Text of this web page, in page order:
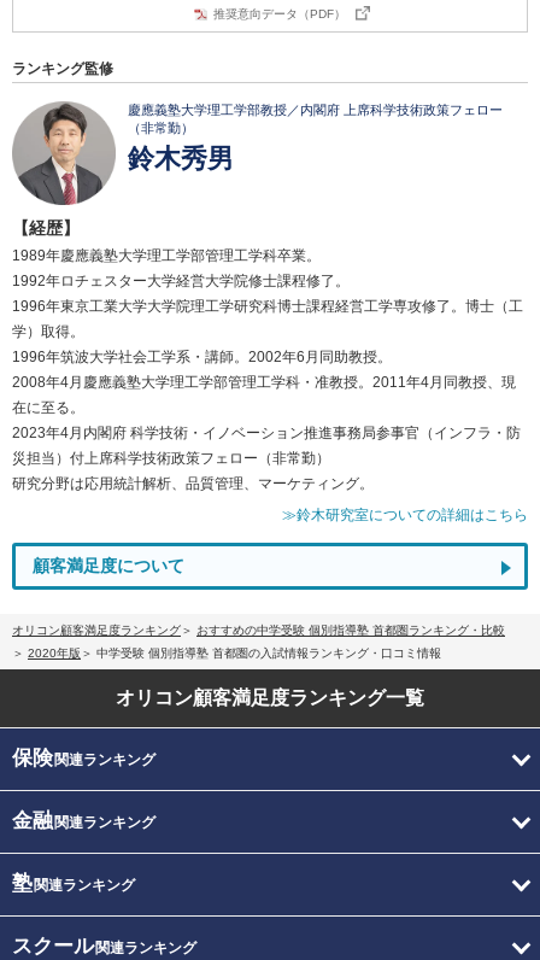
推奨意向データ（PDF）
ランキング監修
慶應義塾大学理工学部教授／内閣府 上席科学技術政策フェロー
（非常勤）
鈴木秀男
【経歴】
1989年慶應義塾大学理工学部管理工学科卒業。
1992年ロチェスター大学経営大学院修士課程修了。
1996年東京工業大学大学院理工学研究科博士課程経営工学専攻修了。博士（工
学）取得。
1996年筑波大学社会工学系・講師。2002年6月同助教授。
2008年4月慶應義塾大学理工学部管理工学科・准教授。2011年4月同教授、現
在に至る。
2023年4月内閣府 科学技術・イノベーション推進事務局参事官（インフラ・防
災担当）付上席科学技術政策フェロー（非常勤）
研究分野は応用統計解析、品質管理、マーケティング。
≫鈴木研究室についての詳細はこちら
顧客満足度について
オリコン顧客満足度ランキング
おすすめの中学受験 個別指導塾 首都圏ランキング・比較
2020年版
中学受験 個別指導塾 首都圏の入試情報ランキング・口コミ情報
オリコン顧客満足度ランキング一覧
保険関連ランキング
金融関連ランキング
塾関連ランキング
スクール関連ランキング